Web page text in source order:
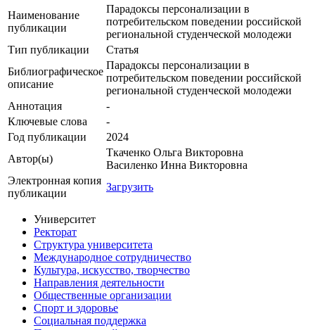
Наименование
публикации
Парадоксы персонализации в
потребительском поведении российской
региональной студенческой молодежи
Тип публикации
Статья
Библиографическое
описание
Парадоксы персонализации в
потребительском поведении российской
региональной студенческой молодежи
Аннотация
-
Ключевые cлова
-
Год публикации
2024
Автор(ы)
Ткаченко Ольга Викторовна
Василенко Инна Викторовна
Электронная копия
публикации
Загрузить
Университет
Ректорат
Структура университета
Международное сотрудничество
Культура, искусство, творчество
Направления деятельности
Общественные организации
Спорт и здоровье
Социальная поддержка